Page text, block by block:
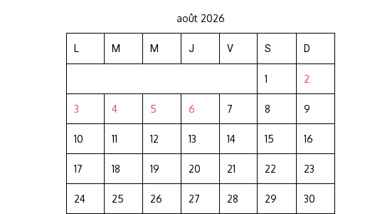
août 2026
L M M J V S D
1 2
3 4 5 6 7 8 9
10 11 12 13 14 15 16
17 18 19 20 21 22 23
24 25 26 27 28 29 30